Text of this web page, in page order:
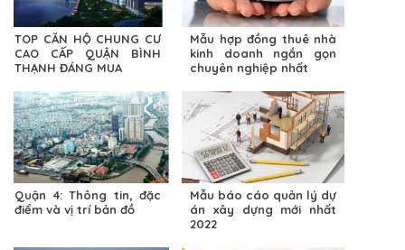
TOP CĂN HỘ CHUNG CƯ
CAO CẤP QUẬN BÌNH
THẠNH ĐÁNG MUA
Mẫu hợp đồng thuê nhà
kinh doanh ngắn gọn
chuyên nghiệp nhất
Quận 4: Thông tin, đặc
điểm và vị trí bản đồ
Mẫu báo cáo quản lý dự
án xây dựng mới nhất
2022